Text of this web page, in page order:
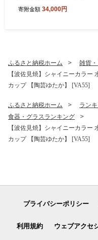
55]
寄附金額 34,000円
ふるさと納税ホーム 雑貨
【波佐見焼】シャイニーカラー
カップ 【陶芸ゆたか】 [VA55]
ふるさと納税ホーム ラン
食器・グラスランキング
【波佐見焼】シャイニーカラー
カップ 【陶芸ゆたか】 [VA55]
プライバシーポリシー
利用規約 ウェブアクセ